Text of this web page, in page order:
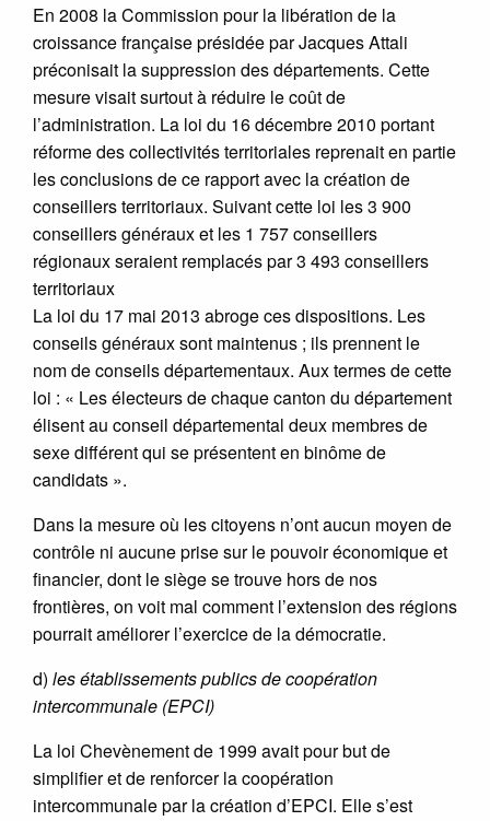
En 2008 la Commission pour la libération de la
croissance française présidée par Jacques Attali
préconisait la suppression des départements. Cette
mesure visait surtout à réduire le coût de
l’administration. La loi du 16 décembre 2010 portant
réforme des collectivités territoriales reprenait en partie
les conclusions de ce rapport avec la création de
conseillers territoriaux. Suivant cette loi les 3 900
conseillers généraux et les 1 757 conseillers
régionaux seraient remplacés par 3 493 conseillers
territoriaux
La loi du 17 mai 2013 abroge ces dispositions. Les
conseils généraux sont maintenus ; ils prennent le
nom de conseils départementaux. Aux termes de cette
loi : « Les électeurs de chaque canton du département
élisent au conseil départemental deux membres de
sexe différent qui se présentent en binôme de
candidats ».
Dans la mesure où les citoyens n’ont aucun moyen de
contrôle ni aucune prise sur le pouvoir économique et
financier, dont le siège se trouve hors de nos
frontières, on voit mal comment l’extension des régions
pourrait améliorer l’exercice de la démocratie.
d) les établissements publics de coopération
intercommunale (EPCI)
La loi Chevènement de 1999 avait pour but de
simplifier et de renforcer la coopération
intercommunale par la création d’EPCI. Elle s’est